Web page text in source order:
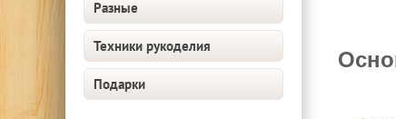
Разные
Техники рукоделия
Подарки